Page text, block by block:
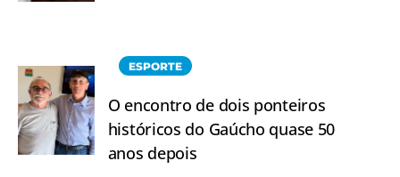
ESPORTE
O encontro de dois ponteiros
históricos do Gaúcho quase 50
anos depois